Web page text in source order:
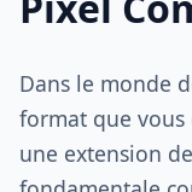
Dans le monde
format que vous
une extension